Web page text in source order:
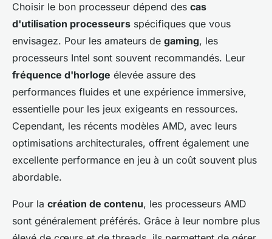
Choisir le bon processeur dépend des cas
d'utilisation processeurs spécifiques que vous
envisagez. Pour les amateurs de gaming, les
processeurs Intel sont souvent recommandés. Leur
fréquence d'horloge élevée assure des
performances fluides et une expérience immersive,
essentielle pour les jeux exigeants en ressources.
Cependant, les récents modèles AMD, avec leurs
optimisations architecturales, offrent également une
excellente performance en jeu à un coût souvent plus
abordable.
Pour la création de contenu, les processeurs AMD
sont généralement préférés. Grâce à leur nombre plus